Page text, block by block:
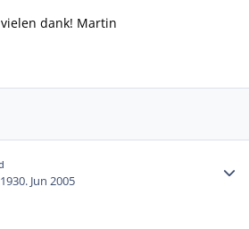
dank! Martin
30. Jun 2005